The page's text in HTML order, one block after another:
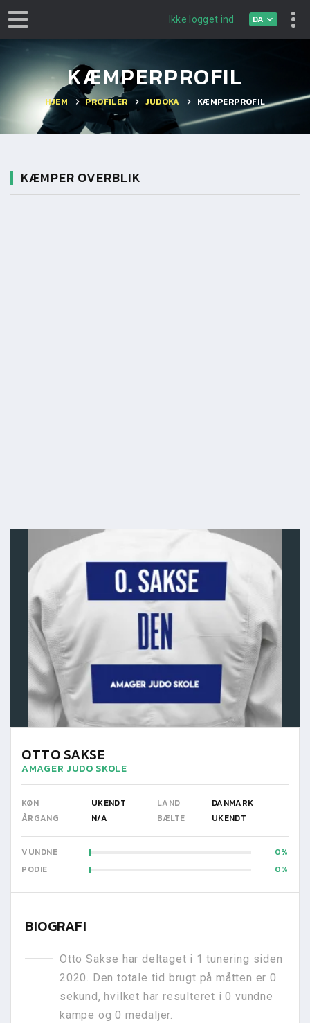
Ikke logget ind DA
KÆMPERPROFIL
HJEM PROFILER JUDOKA KÆMPERPROFIL
KÆMPER OVERBLIK
OTTO SAKSE
AMAGER JUDO SKOLE
KØN UKENDT LAND
DANMARK
ÅRGANG
N/A BÆLTE UKENDT
VUNDNE
0
PODIE
0
BIOGRAFI
Otto Sakse har deltaget i 1 tunering siden
2020. Den totale tid brugt på måtten er 0
sekund, hvilket har resulteret i 0 vundne
kampe og 0 medaljer.